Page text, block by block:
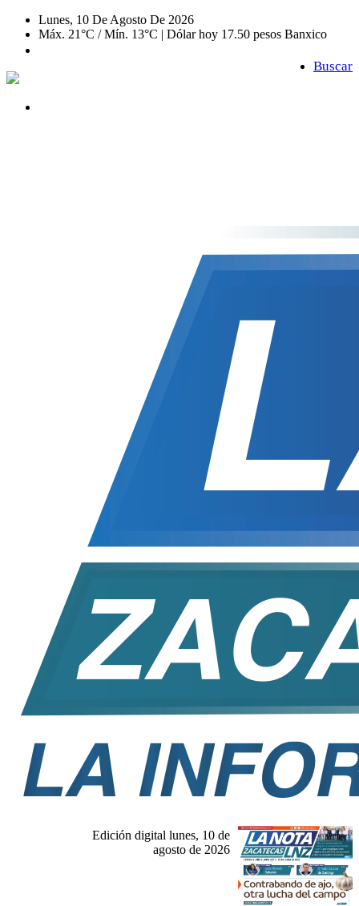
Lunes, 10 De Agosto De 2026
Máx. 21°C / Mín. 13°C | Dólar hoy 17.50 pesos Banxico
Buscar
Edición digital lunes, 10 de
agosto de 2026